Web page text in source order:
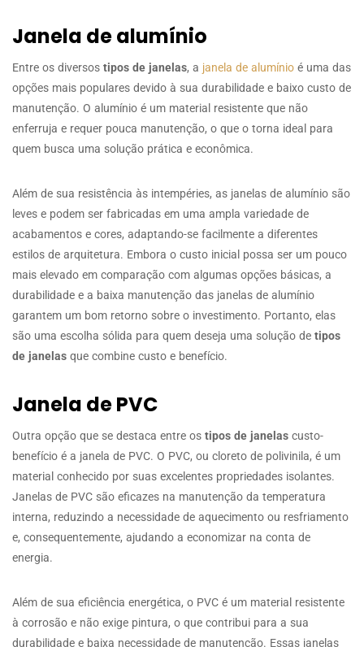
Janela de alumínio
Entre os diversos tipos de janelas, a janela de alumínio é uma das
opções mais populares devido à sua durabilidade e baixo custo de
manutenção. O alumínio é um material resistente que não
enferruja e requer pouca manutenção, o que o torna ideal para
quem busca uma solução prática e econômica.
Além de sua resistência às intempéries, as janelas de alumínio são
leves e podem ser fabricadas em uma ampla variedade de
acabamentos e cores, adaptando-se facilmente a diferentes
estilos de arquitetura. Embora o custo inicial possa ser um pouco
mais elevado em comparação com algumas opções básicas, a
durabilidade e a baixa manutenção das janelas de alumínio
garantem um bom retorno sobre o investimento. Portanto, elas
são uma escolha sólida para quem deseja uma solução de tipos
de janelas que combine custo e benefício.
Janela de PVC
Outra opção que se destaca entre os tipos de janelas custo-
benefício é a janela de PVC. O PVC, ou cloreto de polivinila, é um
material conhecido por suas excelentes propriedades isolantes.
Janelas de PVC são eficazes na manutenção da temperatura
interna, reduzindo a necessidade de aquecimento ou resfriamento
e, consequentemente, ajudando a economizar na conta de
energia.
Além de sua eficiência energética, o PVC é um material resistente
à corrosão e não exige pintura, o que contribui para a sua
durabilidade e baixa necessidade de manutenção. Essas janelas